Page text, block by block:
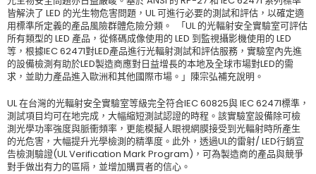
皆解決了 LED 的光生物危害問題，UL 可進行必要的測試和評估，以確定適
用標準所定義的產品風險群體危險分類。 「UL 的光輻射安全實驗室可評估
所有類型的 LED 產品，從條碼成像使用的 LED 到監視攝影機使用的 LED
等，根據IEC 62471對LED產品進行光輻射測試和評估服務，實驗室內先進
的設備檢測有助於LED製造商應對日益增長的本地及全球市場對LED的需
求，並助力產品進入歐洲和其他國際市場。」陳宗弘補充說明。
UL 在台灣的光輻射安全實驗室等級完全符合IEC 60825與 IEC 62471標準，
測試項目均可在地完成，大幅縮短測試認證的時程。該實驗室設備除可檢
測光學功率強度與脈衝頻率，更能模擬人眼視網膜接受到光輻射時所產生
的光危害，大幅提升光學檢測的精準度。此外，透過UL的雷射/ LED行銷宣
告檢測驗證(UL Verification Mark Program)，可為製造商的產品與競爭
對手做出有力的區隔，並增加購買者的信心。